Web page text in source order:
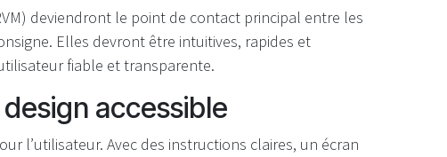
deviendront le point de contact principal entre les
Elles devront être intuitives, rapides et
fiable et transparente.
accessible
l’utilisateur. Avec des instructions claires, un écran